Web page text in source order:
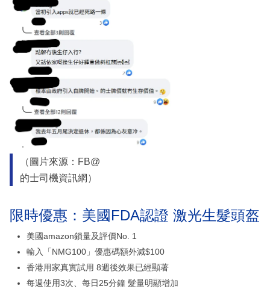
（圖片來源：FB@
的士司機資訊網）
限時優惠：美國FDA認證 激光生髮頭盔
美國amazon鎖量及評價No. 1
輸入「NMG100」優惠碼額外減$100
香港用家真實試用 8週後效果已經顯著
每週使用3次、每日25分鐘 髮量明顯增加